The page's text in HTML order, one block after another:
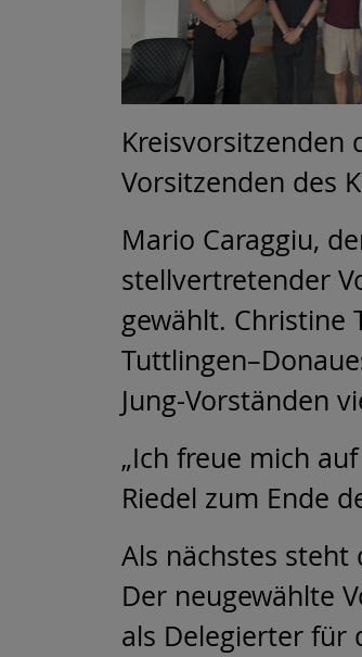
Kreisvorsitzenden
Vorsitzenden des
Mario Caraggiu,
stellvertretender
gewählt. Christine
Jung-Vorständen
„Ich freue mich
Riedel zum Ende
Als nächstes steht
Der neugewählte
als Delegierter für